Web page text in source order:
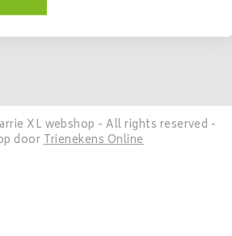
XL webshop - All rights reserved -
doorTrienekens Online